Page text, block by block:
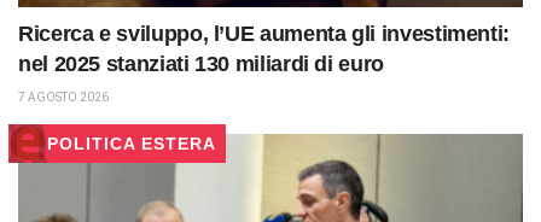
Ricerca e sviluppo, l’UE aumenta gli investimenti:
nel 2025 stanziati 130 miliardi di euro
7 AGOSTO 2026
POLITICA ESTERA